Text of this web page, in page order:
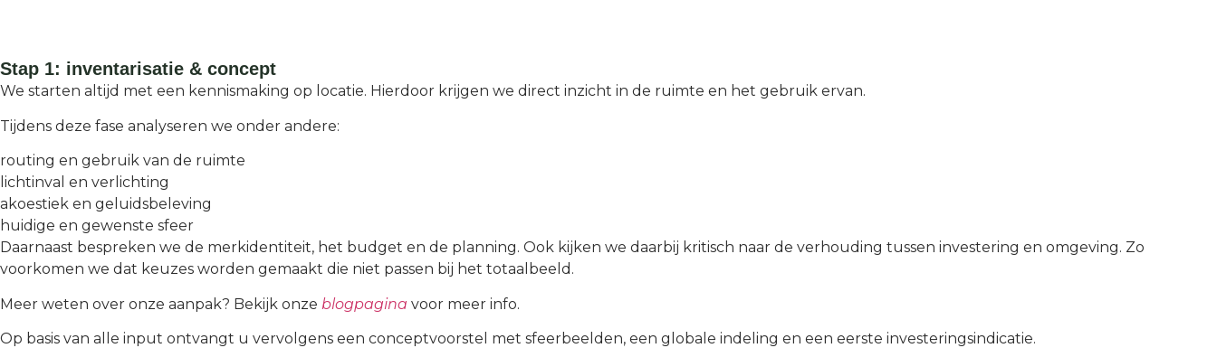
Stap 1: inventarisatie & concept
We starten altijd met een kennismaking op locatie. Hierdoor krijgen we direct inzicht in de ruimte en het gebruik ervan.
Tijdens deze fase analyseren we onder andere:
routing en gebruik van de ruimte
lichtinval en verlichting
akoestiek en geluidsbeleving
huidige en gewenste sfeer
Daarnaast bespreken we de merkidentiteit, het budget en de planning. Ook kijken we daarbij kritisch naar de verhouding tussen investering en omgeving. Zo
voorkomen we dat keuzes worden gemaakt die niet passen bij het totaalbeeld.
Meer weten over onze aanpak? Bekijk onze blogpagina voor meer info.
Op basis van alle input ontvangt u vervolgens een conceptvoorstel met sfeerbeelden, een globale indeling en een eerste investeringsindicatie.